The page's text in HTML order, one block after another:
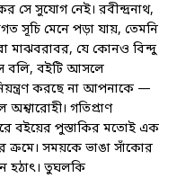
সে সুযোগ নেই। রবীন্দ্রনাথ,
সূচি মেনে পড়া যায়, তেমনি
মাঝবরাবর, যে কোনও বিন্দু
বলি, বইটি আসলে
করছে না আপনাকে —
গতিপ্রাণ
বইয়ের পুস্তাকির মতোই এক
সময়কে ভাঙা সাঁকোর
হঠাৎ। তুঘলকি